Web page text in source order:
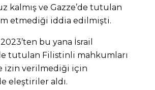
kalmış ve Gazze’de tutulan
etmediği iddia edilmişti.
bu yana İsrail
tutulan Filistinli mahkumları
izin verilmediği için
eleştiriler aldı.